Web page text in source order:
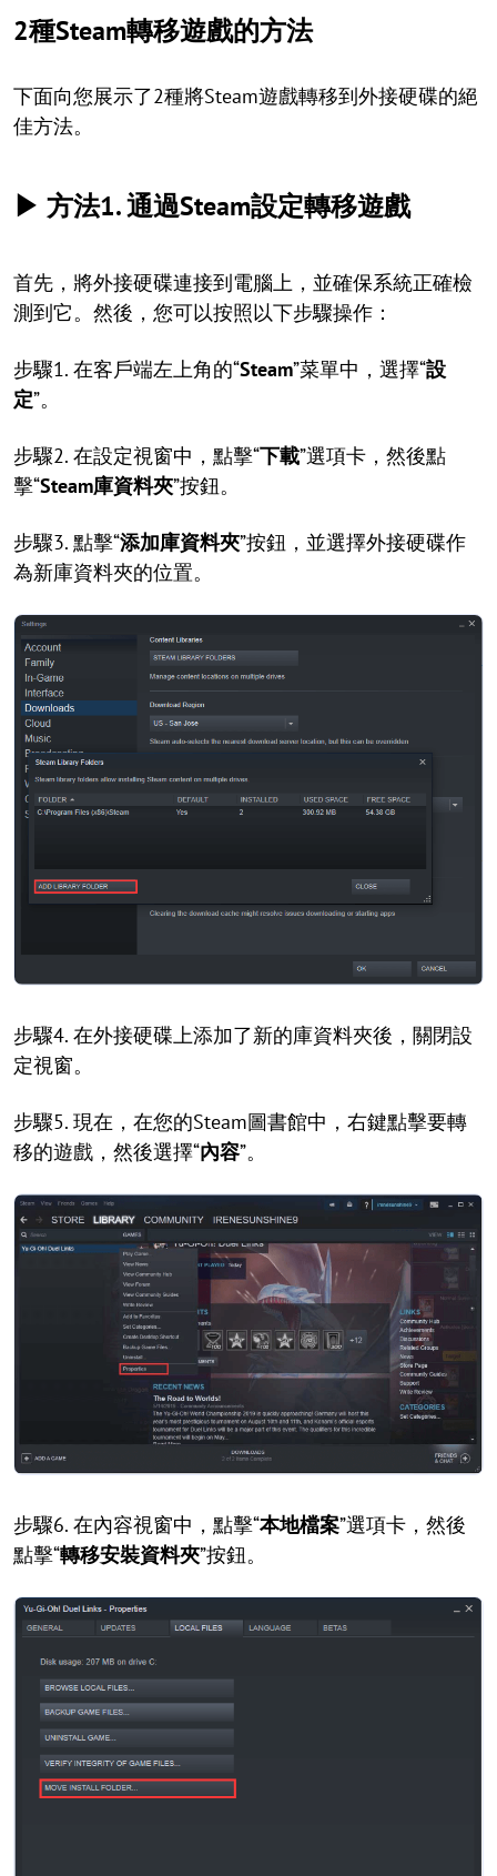
2種Steam轉移遊戲的方法
下面向您展示了2種將Steam遊戲轉移到外接硬碟的絕
佳方法。
▶ 方法1. 通過Steam設定轉移遊戲
首先，將外接硬碟連接到電腦上，並確保系統正確檢
測到它。然後，您可以按照以下步驟操作：
步驟1. 在客戶端左上角的“Steam”菜單中，選擇“設
定”。
步驟2. 在設定視窗中，點擊“下載”選項卡，然後點
擊“Steam庫資料夾”按鈕。
步驟3. 點擊“添加庫資料夾”按鈕，並選擇外接硬碟作
為新庫資料夾的位置。
步驟4. 在外接硬碟上添加了新的庫資料夾後，關閉設
定視窗。
步驟5. 現在，在您的Steam圖書館中，右鍵點擊要轉
移的遊戲，然後選擇“內容”。
步驟6. 在內容視窗中，點擊“本地檔案”選項卡，然後
點擊“轉移安裝資料夾”按鈕。